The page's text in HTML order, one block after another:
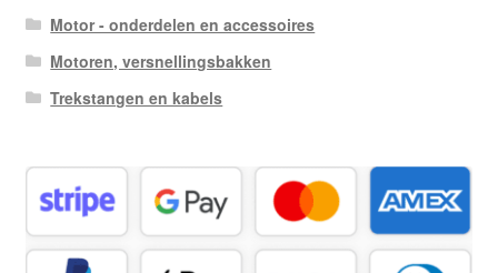
Motor - onderdelen en accessoires
Motoren, versnellingsbakken
Trekstangen en kabels